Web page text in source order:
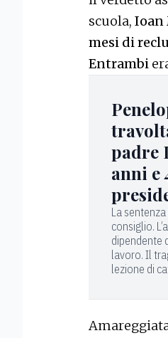
scuola, Ioan
mesi di
Entrambi
padre
anni e
La
consiglio.
dipendente
lavoro. Il
lezione di